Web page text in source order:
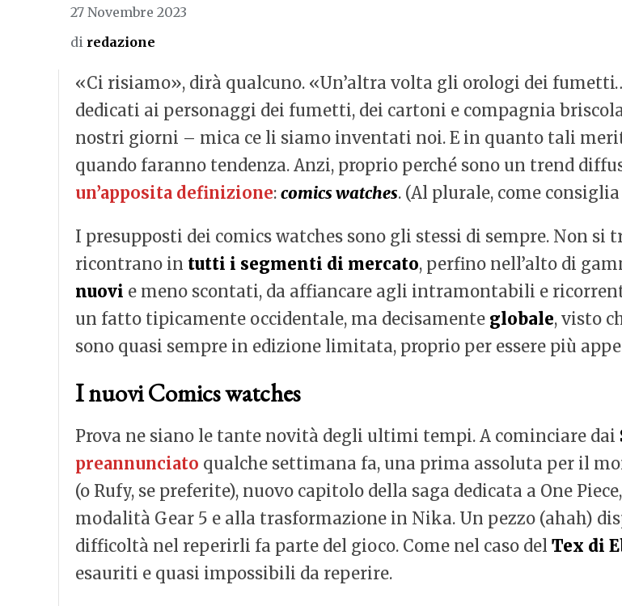
27 Novembre 2023
di redazione
«Ci risiamo», dirà qualcuno. «Un’altra volta gli orologi dei
dedicati ai personaggi dei fumetti, dei cartoni e compagnia
nostri giorni – mica ce li siamo inventati noi. E in quanto tali
quando faranno tendenza. Anzi, proprio perché sono un trend
un’apposita definizione: comics watches. (Al plurale, come
I presupposti dei comics watches sono gli stessi di sempre. Non
ricontrano in tutti i segmenti di mercato, perfino nell’alto di
nuovi e meno scontati, da affiancare agli intramontabili e
un fatto tipicamente occidentale, ma decisamente globale, visto
sono quasi sempre in edizione limitata, proprio per essere più
I nuovi Comics watches
Prova ne siano le tante novità degli ultimi tempi. A cominciare dai
preannunciato qualche settimana fa, una prima assoluta per il
(o Rufy, se preferite), nuovo capitolo della saga dedicata a One
modalità Gear 5 e alla trasformazione in Nika. Un pezzo (ahah)
difficoltà nel reperirli fa parte del gioco. Come nel caso del Tex di
esauriti e quasi impossibili da reperire.